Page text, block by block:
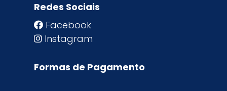
Redes Sociais
Facebook
Instagram
Formas de Pagamento